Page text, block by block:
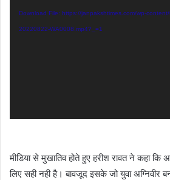
Download File: https://janpakshtimes.com/wp-
20220822-WA0008.mp4?_=1
मीडिया से मुखातिव होते हुए हरीश रावत ने कहा कि
लिए सही नही है। बावजूद इसके जो युवा